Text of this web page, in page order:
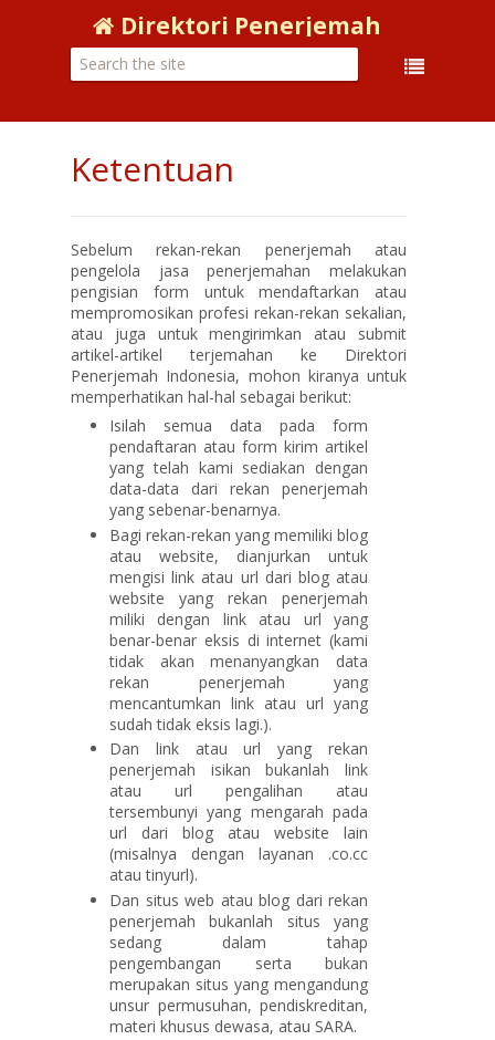
Direktori Penerjemah
Ketentuan
Sebelum rekan-rekan penerjemah atau
pengelola jasa penerjemahan melakukan
pengisian form untuk mendaftarkan atau
mempromosikan profesi rekan-rekan sekalian,
atau juga untuk mengirimkan atau submit
artikel-artikel terjemahan ke Direktori
Penerjemah Indonesia, mohon kiranya untuk
memperhatikan hal-hal sebagai berikut:
Isilah semua data pada form
pendaftaran atau form kirim artikel
yang telah kami sediakan dengan
data-data dari rekan penerjemah
yang sebenar-benarnya.
Bagi rekan-rekan yang memiliki blog
atau website, dianjurkan untuk
mengisi link atau url dari blog atau
website yang rekan penerjemah
miliki dengan link atau url yang
benar-benar eksis di internet (kami
tidak akan menanyangkan data
rekan penerjemah yang
mencantumkan link atau url yang
sudah tidak eksis lagi.).
Dan link atau url yang rekan
penerjemah isikan bukanlah link
atau url pengalihan atau
tersembunyi yang mengarah pada
url dari blog atau website lain
(misalnya dengan layanan .co.cc
atau tinyurl).
Dan situs web atau blog dari rekan
penerjemah bukanlah situs yang
sedang dalam tahap
pengembangan serta bukan
merupakan situs yang mengandung
unsur permusuhan, pendiskreditan,
materi khusus dewasa, atau SARA.